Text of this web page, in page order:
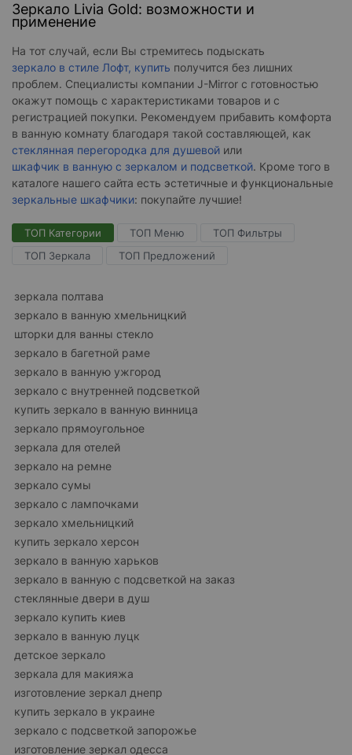
Зеркало Livia Gold: возможности и
применение
На тот случай, если Вы стремитесь подыскать
зеркало в стиле Лофт, купить получится без лишних
проблем. Специалисты компании J-Mirror с готовностью
окажут помощь с характеристиками товаров и с
регистрацией покупки. Рекомендуем прибавить комфорта
в ванную комнату благодаря такой составляющей, как
стеклянная перегородка для душевой или
шкафчик в ванную с зеркалом и подсветкой. Кроме того в
каталоге нашего сайта есть эстетичные и функциональные
зеркальные шкафчики: покупайте лучшие!
ТОП Категории ТОП Меню
ТОП Фильтры
ТОП Зеркала
ТОП Предложений
зеркала полтава
зеркало в ванную хмельницкий
шторки для ванны стекло
зеркало в багетной раме
зеркало в ванную ужгород
зеркало с внутренней подсветкой
купить зеркало в ванную винница
зеркало прямоугольное
зеркала для отелей
зеркало на ремне
зеркало сумы
зеркало с лампочками
зеркало хмельницкий
купить зеркало херсон
зеркало в ванную харьков
зеркало в ванную с подсветкой на заказ
стеклянные двери в душ
зеркало купить киев
зеркало в ванную луцк
детское зеркало
зеркала для макияжа
изготовление зеркал днепр
купить зеркало в украине
зеркало с подсветкой запорожье
изготовление зеркал одесса